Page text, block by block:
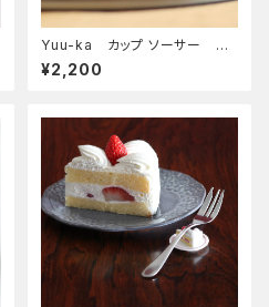
Yuu-ka カップ ソーサー セ
ット
¥2,200